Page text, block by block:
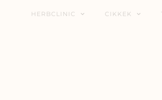
HERBCLINIC CIKKEK